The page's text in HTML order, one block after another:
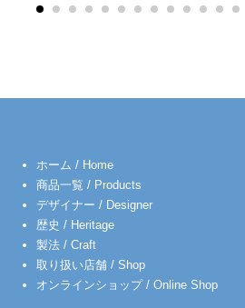
ホーム / Home
商品一覧 / Products
デザイナー / Designer
歴史 / Heritage
製法 / Craft
取り扱い店舗 / Shop
オンラインショップ / Online Shop